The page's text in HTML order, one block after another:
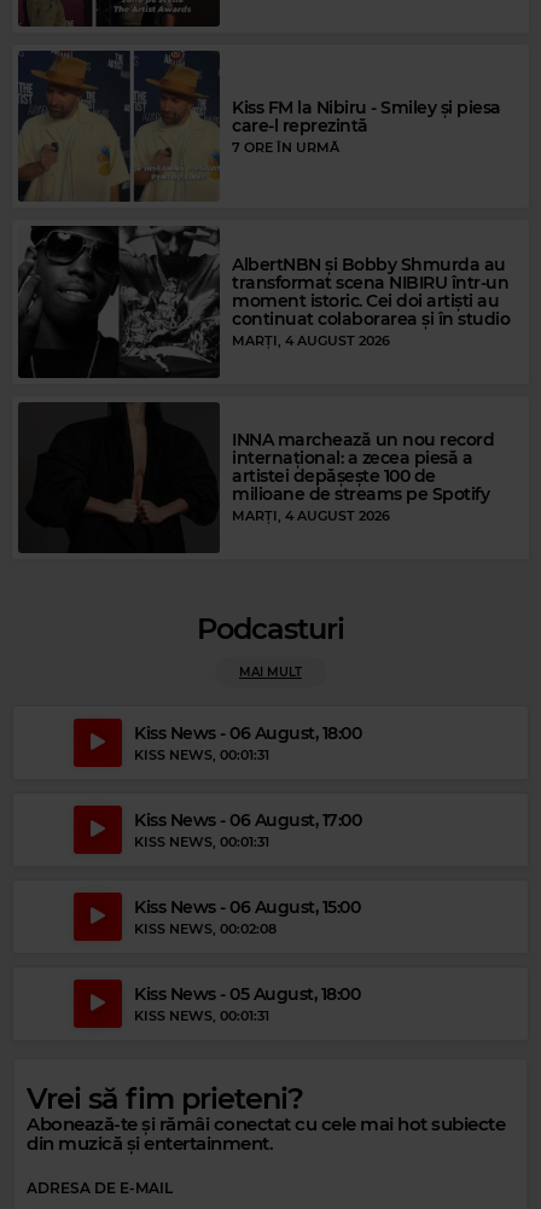
Magic FM
JESSICA FOLCKER HOW WILL I KNOW (WHO YOU ARE)
Magic Gold
Kiss FM la Nibiru - Smiley și piesa
care-l reprezintă
7 ORE ÎN URMĂ
AlbertNBN și Bobby Shmurda au
transformat scena NIBIRU într-un
moment istoric. Cei doi artiști au
continuat colaborarea și în studio
MARȚI, 4 AUGUST 2026
INNA marchează un nou record
internațional: a zecea piesă a
artistei depășește 100 de
milioane de streams pe Spotify
MARȚI, 4 AUGUST 2026
Podcasturi
MAI MULT
Kiss News - 06 August, 18:00
KISS NEWS , 00:01:31
Kiss News - 06 August, 17:00
KISS NEWS , 00:01:31
Kiss News - 06 August, 15:00
KISS NEWS , 00:02:08
Kiss News - 05 August, 18:00
KISS NEWS , 00:01:31
Vrei să fim prieteni?
Abonează-te și rămâi conectat cu cele mai hot subiecte
din muzică și entertainment.
ADRESA DE E-MAIL